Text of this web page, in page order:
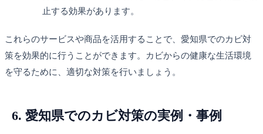
止する効果があります。
これらのサービスや商品を活用することで、愛知県でのカビ対
策を効果的に行うことができます。カビからの健康な生活環境
を守るために、適切な対策を行いましょう。
6. 愛知県でのカビ対策の実例・事例